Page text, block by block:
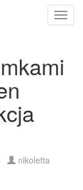
nikoletta